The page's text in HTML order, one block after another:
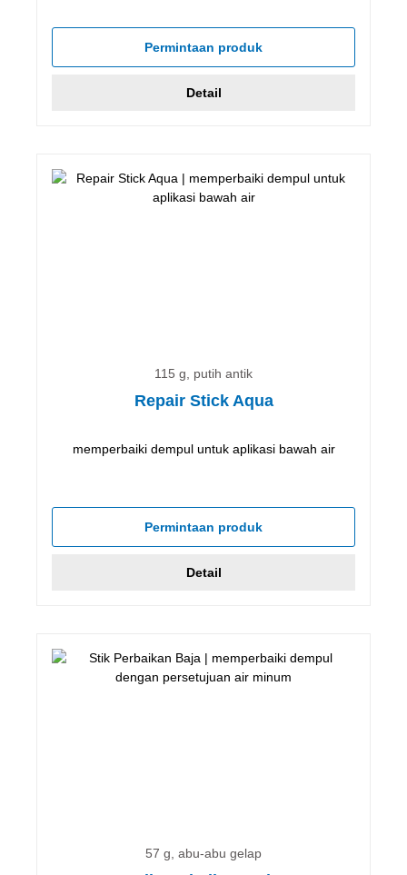
Permintaan produk
Detail
115 g, putih antik
Repair Stick Aqua
memperbaiki dempul untuk aplikasi bawah air
Permintaan produk
Detail
57 g, abu-abu gelap